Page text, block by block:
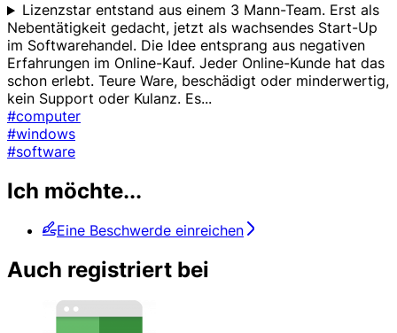
Lizenzstar entstand aus einem 3 Mann-Team. Erst als
Nebentätigkeit gedacht, jetzt als wachsendes Start-Up
im Softwarehandel. Die Idee entsprang aus negativen
Erfahrungen im Online-Kauf. Jeder Online-Kunde hat das
schon erlebt. Teure Ware, beschädigt oder minderwertig,
kein Support oder Kulanz. Es...
#computer
#windows
#software
Ich möchte...
Eine Beschwerde einreichen
Auch registriert bei